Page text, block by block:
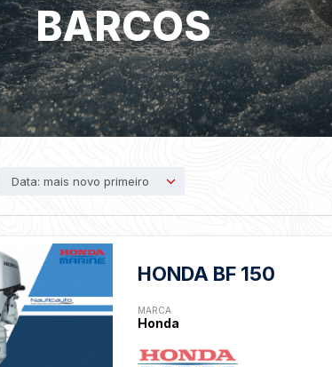
BARCOS
Data: mais novo primeiro
HONDA BF 150
MARCA
Honda